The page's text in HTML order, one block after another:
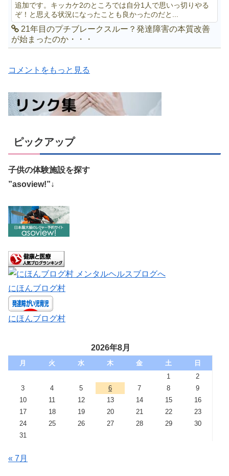
追加です。キッカケ2のところでは自分1人で思いっ切りやる
ぞ！と思える状況になったことも良かったのだと...
21年目のプチブレークスルー？発達障害の本質改善
が始まったのか・・・
コメントをもっと見る
ピックアップ
子供の体験施設を探す
”asoview!”↓
にほんブログ村
にほんブログ村
2026年8月
月 火 水 木 金 土
日
1
2
3
4 5 6 7 8
9
10
11 12 13 14 15
16
17
18 19 20 21 22
23
24
25 26 27 28 29
30
31
« 7月